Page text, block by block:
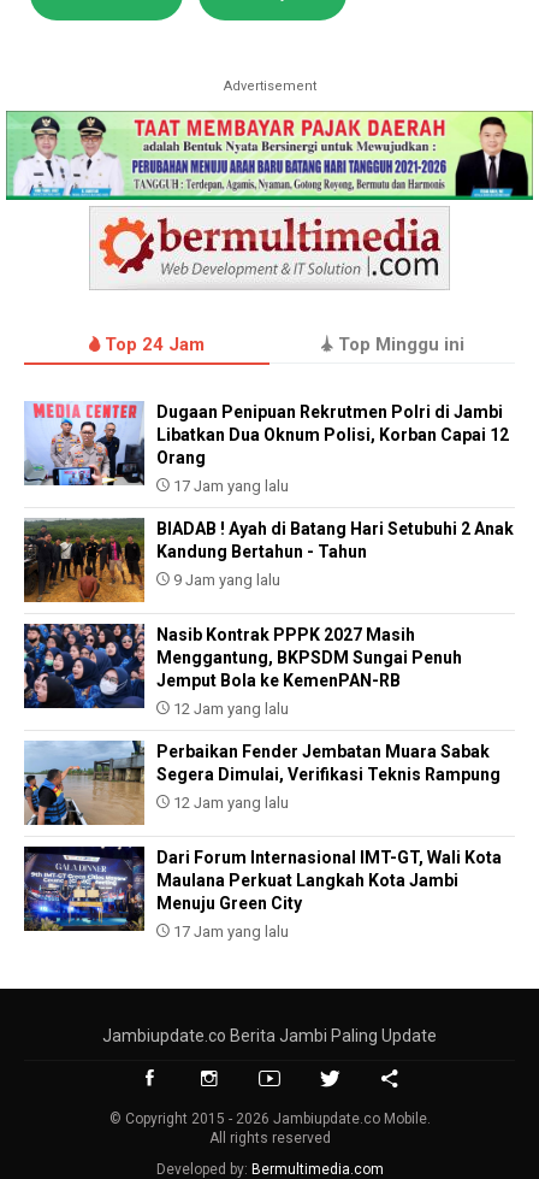
Advertisement
Top 24 Jam Top Minggu ini
Dugaan Penipuan Rekrutmen Polri di Jambi
Libatkan Dua Oknum Polisi, Korban Capai 12
Orang
17 Jam yang lalu
BIADAB ! Ayah di Batang Hari Setubuhi 2 Anak
Kandung Bertahun - Tahun
9 Jam yang lalu
Nasib Kontrak PPPK 2027 Masih
Menggantung, BKPSDM Sungai Penuh
Jemput Bola ke KemenPAN-RB
12 Jam yang lalu
Perbaikan Fender Jembatan Muara Sabak
Segera Dimulai, Verifikasi Teknis Rampung
12 Jam yang lalu
Dari Forum Internasional IMT-GT, Wali Kota
Maulana Perkuat Langkah Kota Jambi
Menuju Green City
17 Jam yang lalu
Jambiupdate.co Berita Jambi Paling Update
© Copyright 2015 - 2026 Jambiupdate.co Mobile.
All rights reserved
Developed by: Bermultimedia.com